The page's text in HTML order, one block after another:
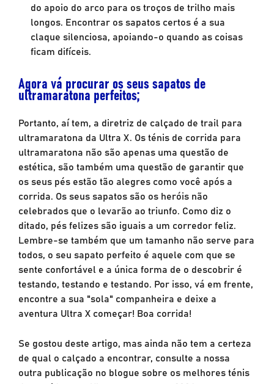
do apoio do arco para os troços de trilho mais
longos. Encontrar os sapatos certos é a sua
claque silenciosa, apoiando-o quando as coisas
ficam difíceis.
Agora vá procurar os seus sapatos de
ultramaratona perfeitos;
Portanto, aí tem, a diretriz de calçado de trail para
ultramaratona da Ultra X. Os ténis de corrida para
ultramaratona não são apenas uma questão de
estética, são também uma questão de garantir que
os seus pés estão tão alegres como você após a
corrida. Os seus sapatos são os heróis não
celebrados que o levarão ao triunfo. Como diz o
ditado, pés felizes são iguais a um corredor feliz.
Lembre-se também que um tamanho não serve para
todos, o seu sapato perfeito é aquele com que se
sente confortável e a única forma de o descobrir é
testando, testando e testando. Por isso, vá em frente,
encontre a sua "sola" companheira e deixe a
aventura Ultra X começar! Boa corrida!
Se gostou deste artigo, mas ainda não tem a certeza
de qual o calçado a encontrar, consulte a nossa
outra publicação no blogue sobre os melhores ténis